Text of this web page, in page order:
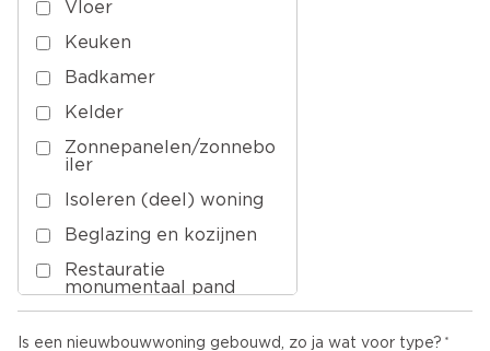
Vloer
Keuken
Badkamer
Kelder
Zonnepanelen/zonnebo
iler
Isoleren (deel) woning
Beglazing en kozijnen
Restauratie
monumentaal pand
Is een nieuwbouwwoning gebouwd, zo ja wat voor type?